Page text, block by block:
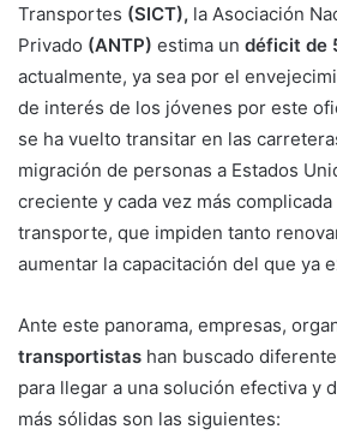
Transportes (SICT), la Asociación
Privado (ANTP) estima un déficit de
actualmente, ya sea por el
de interés de los jóvenes por este
se ha vuelto transitar en las
migración de personas a Estados
creciente y cada vez más
transporte, que impiden tanto
aumentar la capacitación del que ya
Ante este panorama, empresas,
transportistas han buscado
para llegar a una solución efectiva y
más sólidas son las siguientes: